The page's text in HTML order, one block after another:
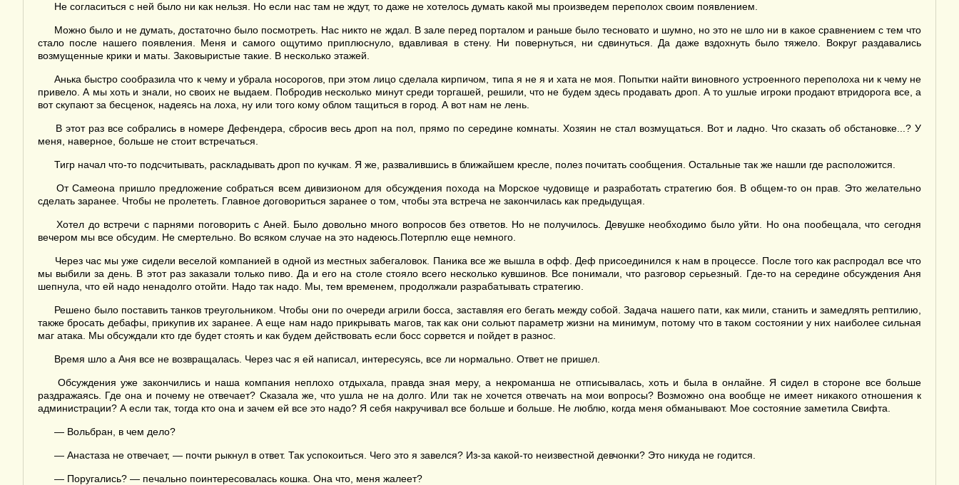
Не согласиться с ней было ни как нельзя. Но если нас там не ждут, то даже не хотелось думать какой мы произведем переполох своим появлением.
Можно было и не думать, достаточно было посмотреть. Нас никто не ждал. В зале перед порталом и раньше было тесновато и шумно, но это не шло ни в какое сравнением с тем что
стало после нашего появления. Меня и самого ощутимо приплюснуло, вдавливая в стену. Ни повернуться, ни сдвинуться. Да даже вздохнуть было тяжело. Вокруг раздавались
возмущенные крики и маты. Заковыристые такие. В несколько этажей.
Анька быстро сообразила что к чему и убрала носорогов, при этом лицо сделала кирпичом, типа я не я и хата не моя. Попытки найти виновного устроенного переполоха ни к чему не
привело. А мы хоть и знали, но своих не выдаем. Побродив несколько минут среди торгашей, решили, что не будем здесь продавать дроп. А то ушлые игроки продают втридорога все, а
вот скупают за бесценок, надеясь на лоха, ну или того кому облом тащиться в город. А вот нам не лень.
В этот раз все собрались в номере Дефендера, сбросив весь дроп на пол, прямо по середине комнаты. Хозяин не стал возмущаться. Вот и ладно. Что сказать об обстановке...? У
меня, наверное, больше не стоит встречаться.
Тигр начал что-то подсчитывать, раскладывать дроп по кучкам. Я же, развалившись в ближайшем кресле, полез почитать сообщения. Остальные так же нашли где расположится.
От Самеона пришло предложение собраться всем дивизионом для обсуждения похода на Морское чудовище и разработать стратегию боя. В общем-то он прав. Это желательно
сделать заранее. Чтобы не пролететь. Главное договориться заранее о том, чтобы эта встреча не закончилась как предыдущая.
Хотел до встречи с парнями поговорить с Аней. Было довольно много вопросов без ответов. Но не получилось. Девушке необходимо было уйти. Но она пообещала, что сегодня
вечером мы все обсудим. Не смертельно. Во всяком случае на это надеюсь.Потерплю еще немного.
Через час мы уже сидели веселой компанией в одной из местных забегаловок. Паника все же вышла в офф. Деф присоединился к нам в процессе. После того как распродал все что
мы выбили за день. В этот раз заказали только пиво. Да и его на столе стояло всего несколько кувшинов. Все понимали, что разговор серьезный. Где-то на середине обсуждения Аня
шепнула, что ей надо ненадолго отойти. Надо так надо. Мы, тем временем, продолжали разрабатывать стратегию.
Решено было поставить танков треугольником. Чтобы они по очереди агрили босса, заставляя его бегать между собой. Задача нашего пати, как мили, станить и замедлять рептилию,
также бросать дебафы, прикупив их заранее. А еще нам надо прикрывать магов, так как они сольют параметр жизни на минимум, потому что в таком состоянии у них наиболее сильная
маг атака. Мы обсуждали кто где будет стоять и как будем действовать если босс сорвется и пойдет в разнос.
Время шло а Аня все не возвращалась. Через час я ей написал, интересуясь, все ли нормально. Ответ не пришел.
Обсуждения уже закончились и наша компания неплохо отдыхала, правда зная меру, а некроманша не отписывалась, хоть и была в онлайне. Я сидел в стороне все больше
раздражаясь. Где она и почему не отвечает? Сказала же, что ушла не на долго. Или так не хочется отвечать на мои вопросы? Возможно она вообще не имеет никакого отношения к
администрации? А если так, тогда кто она и зачем ей все это надо? Я себя накручивал все больше и больше. Не люблю, когда меня обманывают. Мое состояние заметила Свифта.
— Вольбран, в чем дело?
— Анастаза не отвечает, — почти рыкнул в ответ. Так успокоиться. Чего это я завелся? Из-за какой-то неизвестной девчонки? Это никуда не годится.
— Поругались? — печально поинтересовалась кошка. Она что, меня жалеет?